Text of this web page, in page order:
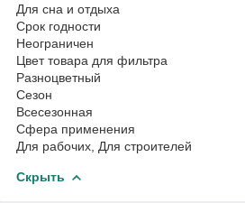
Для сна и отдыха
Срок годности
Неограничен
Цвет товара для фильтра
Разноцветный
Сезон
Всесезонная
Сфера применения
Для рабочих, Для строителей
Скрыть